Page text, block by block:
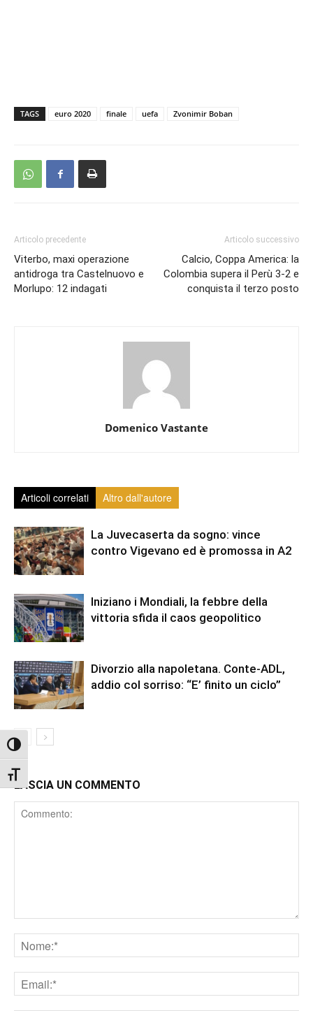
Attiva/disattiva alto contrasto
Attiva/disattiva dimensione testo
TAGS euro 2020 finale uefa Zvonimir Boban
Articolo precedente
Viterbo, maxi operazione
antidroga tra Castelnuovo e
Morlupo: 12 indagati
Articolo successivo
Calcio, Coppa America: la
Colombia supera il Perù 3-2 e
conquista il terzo posto
Domenico Vastante
Articoli correlati Altro dall'autore
La Juvecaserta da sogno: vince
contro Vigevano ed è promossa in A2
Iniziano i Mondiali, la febbre della
vittoria sfida il caos geopolitico
Divorzio alla napoletana. Conte-ADL,
addio col sorriso: “E’ finito un ciclo”
LASCIA UN COMMENTO
Comment
Nome
Email